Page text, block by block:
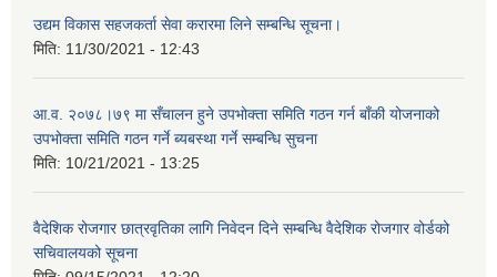
उद्यम विकास सहजकर्ता सेवा करारमा लिने सम्बन्धि सूचना।
मिति: 11/30/2021 - 12:43
आ.व. २०७८।७९ मा सँचालन हुने उपभोक्ता समिति गठन गर्न बाँकी योजनाको
उपभोक्ता समिति गठन गर्ने ब्यबस्था गर्ने सम्बन्धि सुचना
मिति: 10/21/2021 - 13:25
वैदेशिक रोजगार छात्रवृतिका लागि निवेदन दिने सम्बन्धि वैदेशिक रोजगार वोर्डको
सचिवालयको सूचना